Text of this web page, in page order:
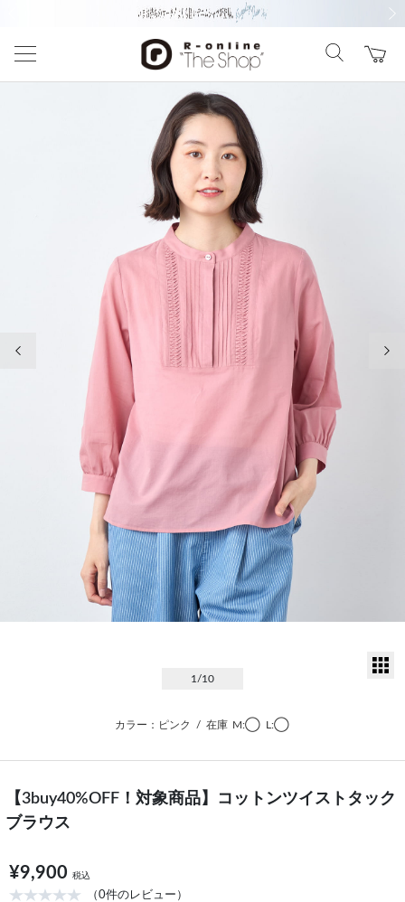
1 /10
カラー：ピンク / 在庫 M:◯ L:◯
【3buy40%OFF！対象商品】コットンツイストタック
ブラウス
¥9,900 税込
（0件のレビュー）